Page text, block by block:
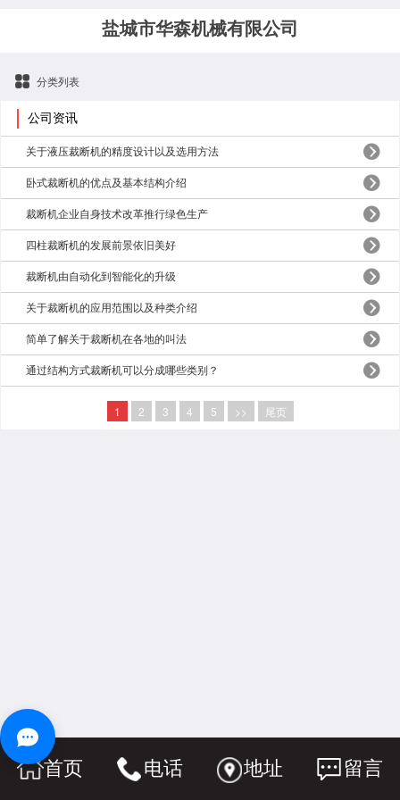
盐城市华森机械有限公司
分类列表
公司资讯
关于液压裁断机的精度设计以及选用方法
卧式裁断机的优点及基本结构介绍
裁断机企业自身技术改革推行绿色生产
四柱裁断机的发展前景依旧美好
裁断机由自动化到智能化的升级
关于裁断机的应用范围以及种类介绍
简单了解关于裁断机在各地的叫法
通过结构方式裁断机可以分成哪些类别？
1 2 3 4 5 >> 尾页
首页 电话 地址 留言